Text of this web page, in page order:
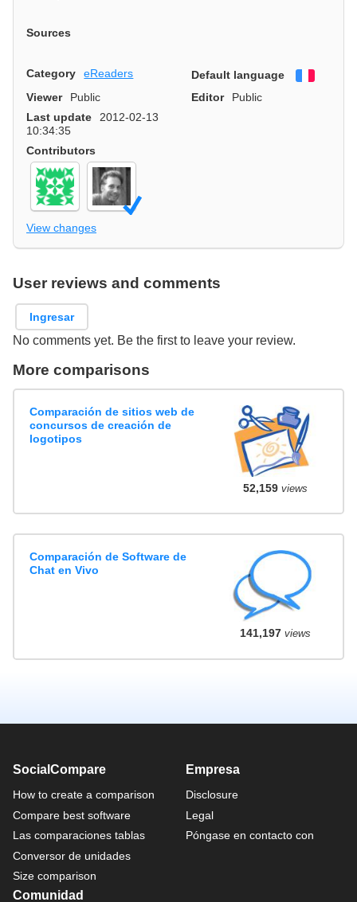
Sources
Category eReaders Default language
Viewer
Public Editor
Public
Last update
2012-02-13
10:34:35
Contributors
View changes
User reviews and comments
Ingresar
No comments yet. Be the first to leave your review.
More comparisons
Comparación de sitios web de
concursos de creación de
logotipos
52,159views
Comparación de Software de
Chat en Vivo
141,197views
SocialCompare
How to create a comparison
Compare best software
Las comparaciones tablas
Conversor de unidades
Size comparison
Empresa
Disclosure
Legal
Póngase en contacto con
Comunidad